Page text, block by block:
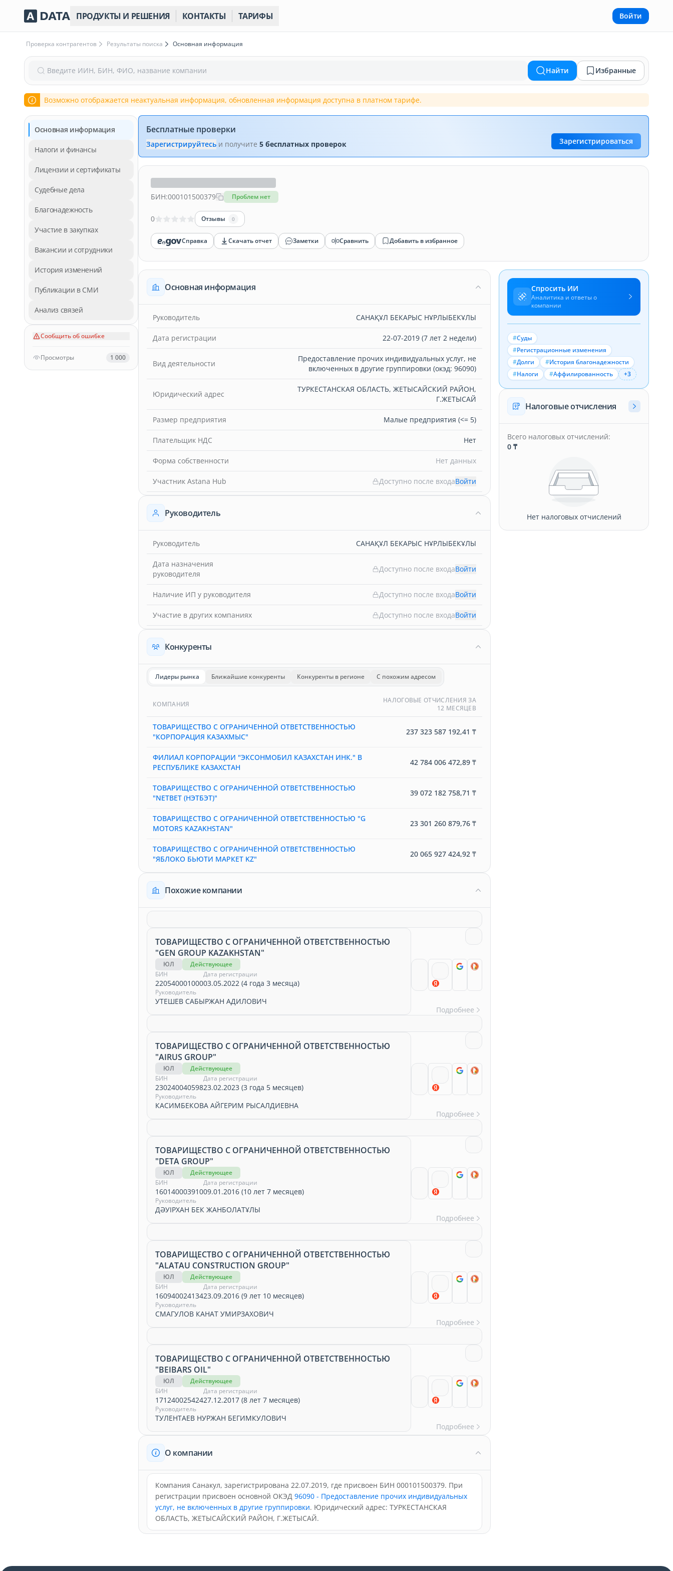
ПРОДУКТЫ И РЕШЕНИЯ КОНТАКТЫ ТАРИФЫ Войти
Проверка контрагентов Результаты поиска Основная информация
Введите ИИН, БИН, ФИО, название компании Найти Избранные
Возможно отображается неактуальная информация, обновленная информация доступна в платном тарифе.
Основная информация
Налоги и финансы
Лицензии и сертификаты
Судебные дела
Благонадежность
Участие в закупках
Вакансии и сотрудники
История изменений
Публикации в СМИ
Анализ связей
Сообщить об ошибке
Просмотры 1 000
Бесплатные проверки
Зарегистрируйтесь и получите 5 бесплатных проверок Зарегистрироваться
БИН:000101500379 Проблем нет
0 Отзывы 0
Справка Скачать отчет Заметки Сравнить Добавить в избранное
Основная информация
Руководитель САНАҚҰЛ БЕКАРЫС НҰРЛЫБЕКҰЛЫ
Дата регистрации 22-07-2019 (7 лет 2 недели)
Вид деятельности
Предоставление прочих индивидуальных услуг, не
включенных в другие группировки (окэд: 96090)
Юридический адрес
ТУРКЕСТАНСКАЯ ОБЛАСТЬ, ЖЕТЫСАЙСКИЙ РАЙОН,
Г.ЖЕТЫСАЙ
Размер предприятия Малые предприятия (<= 5)
Плательщик НДС Нет
Форма собственности Нет данных
Участник Astana Hub Доступно после входаВойти
Руководитель
Руководитель САНАҚҰЛ БЕКАРЫС НҰРЛЫБЕКҰЛЫ
Дата назначения
руководителя
Доступно после входаВойти
Наличие ИП у руководителя Доступно после входаВойти
Участие в других компаниях Доступно после входаВойти
Конкуренты
Лидеры рынка Ближайшие конкуренты Конкуренты в регионе С похожим адресом
КОМПАНИЯ
НАЛОГОВЫЕ ОТЧИСЛЕНИЯ ЗА
12 МЕСЯЦЕВ
ТОВАРИЩЕСТВО С ОГРАНИЧЕННОЙ ОТВЕТСТВЕННОСТЬЮ
"КОРПОРАЦИЯ КАЗАХМЫС"
237 323 587 192,41 ₸
ФИЛИАЛ КОРПОРАЦИИ "ЭКСОНМОБИЛ КАЗАХСТАН ИНК." В
РЕСПУБЛИКЕ КАЗАХСТАН
42 784 006 472,89 ₸
ТОВАРИЩЕСТВО С ОГРАНИЧЕННОЙ ОТВЕТСТВЕННОСТЬЮ
"NETBET (НЭТБЭТ)"
39 072 182 758,71 ₸
ТОВАРИЩЕСТВО С ОГРАНИЧЕННОЙ ОТВЕТСТВЕННОСТЬЮ "G
MOTORS KAZAKHSTAN"
23 301 260 879,76 ₸
ТОВАРИЩЕСТВО С ОГРАНИЧЕННОЙ ОТВЕТСТВЕННОСТЬЮ
"ЯБЛОКО БЬЮТИ МАРКЕТ KZ"
20 065 927 424,92 ₸
Похожие компании
ТОВАРИЩЕСТВО С ОГРАНИЧЕННОЙ ОТВЕТСТВЕННОСТЬЮ
"GEN GROUP KAZAKHSTAN"
ЮЛ
Действующее
БИН
220540001000
Дата регистрации
03.05.2022 (4 года 3 месяца)
Руководитель
УТЕШЕВ САБЫРЖАН АДИЛОВИЧ
Подробнее
ТОВАРИЩЕСТВО С ОГРАНИЧЕННОЙ ОТВЕТСТВЕННОСТЬЮ
"AIRUS GROUP"
ЮЛ
Действующее
БИН
230240040598
Дата регистрации
23.02.2023 (3 года 5 месяцев)
Руководитель
КАСИМБЕКОВА АЙГЕРИМ РЫСАЛДИЕВНА
Подробнее
ТОВАРИЩЕСТВО С ОГРАНИЧЕННОЙ ОТВЕТСТВЕННОСТЬЮ
"DETA GROUP"
ЮЛ
Действующее
БИН
160140003910
Дата регистрации
09.01.2016 (10 лет 7 месяцев)
Руководитель
ДӘУІРХАН БЕК ЖАНБОЛАТҰЛЫ
Подробнее
ТОВАРИЩЕСТВО С ОГРАНИЧЕННОЙ ОТВЕТСТВЕННОСТЬЮ
"ALATAU CONSTRUCTION GROUP"
ЮЛ
Действующее
БИН
160940024134
Дата регистрации
23.09.2016 (9 лет 10 месяцев)
Руководитель
СМАГУЛОВ КАНАТ УМИРЗАХОВИЧ
Подробнее
ТОВАРИЩЕСТВО С ОГРАНИЧЕННОЙ ОТВЕТСТВЕННОСТЬЮ
"BEIBARS OIL"
ЮЛ
Действующее
БИН
171240025424
Дата регистрации
27.12.2017 (8 лет 7 месяцев)
Руководитель
ТУЛЕНТАЕВ НУРЖАН БЕГИМКУЛОВИЧ
Подробнее
О компании
Компания Санакул, зарегистрирована 22.07.2019, где присвоен БИН 000101500379. При
регистрации присвоен основной ОКЭД 96090 - Предоставление прочих индивидуальных
услуг, не включенных в другие группировки. Юридический адрес: ТУРКЕСТАНСКАЯ
ОБЛАСТЬ, ЖЕТЫСАЙСКИЙ РАЙОН, Г.ЖЕТЫСАЙ.
Спросить ИИ
Аналитика и ответы о
компании
#Суды
#Регистрационные изменения
#Долги #История благонадежности
#Налоги #Аффилированность +3
Налоговые отчисления
Всего налоговых отчислений:
0 ₸
Нет налоговых отчислений